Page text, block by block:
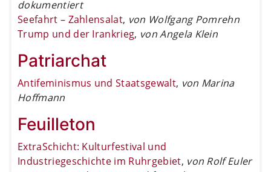
dokumentiert
Seefahrt – Zahlensalat, von Wolfgang Pomrehn
Trump und der Irankrieg, von Angela Klein
Patriarchat
Antifeminismus und Staatsgewalt, von Marina
Hoffmann
Feuilleton
ExtraSchicht: Kulturfestival und
Industriegeschichte im Ruhrgebiet, von Rolf Euler